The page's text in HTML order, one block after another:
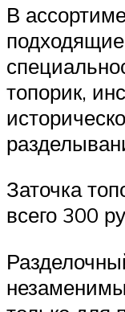
В
топорик,
Заточка
всего 300